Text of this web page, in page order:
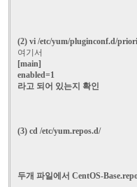
(2) vi /etc/yum/pluginconf.d/
여기서
[main]
enabled=1
라고 되어 있는지 확인
(3) cd /etc/yum.repos.d/
두개 파일에서 CentOS-